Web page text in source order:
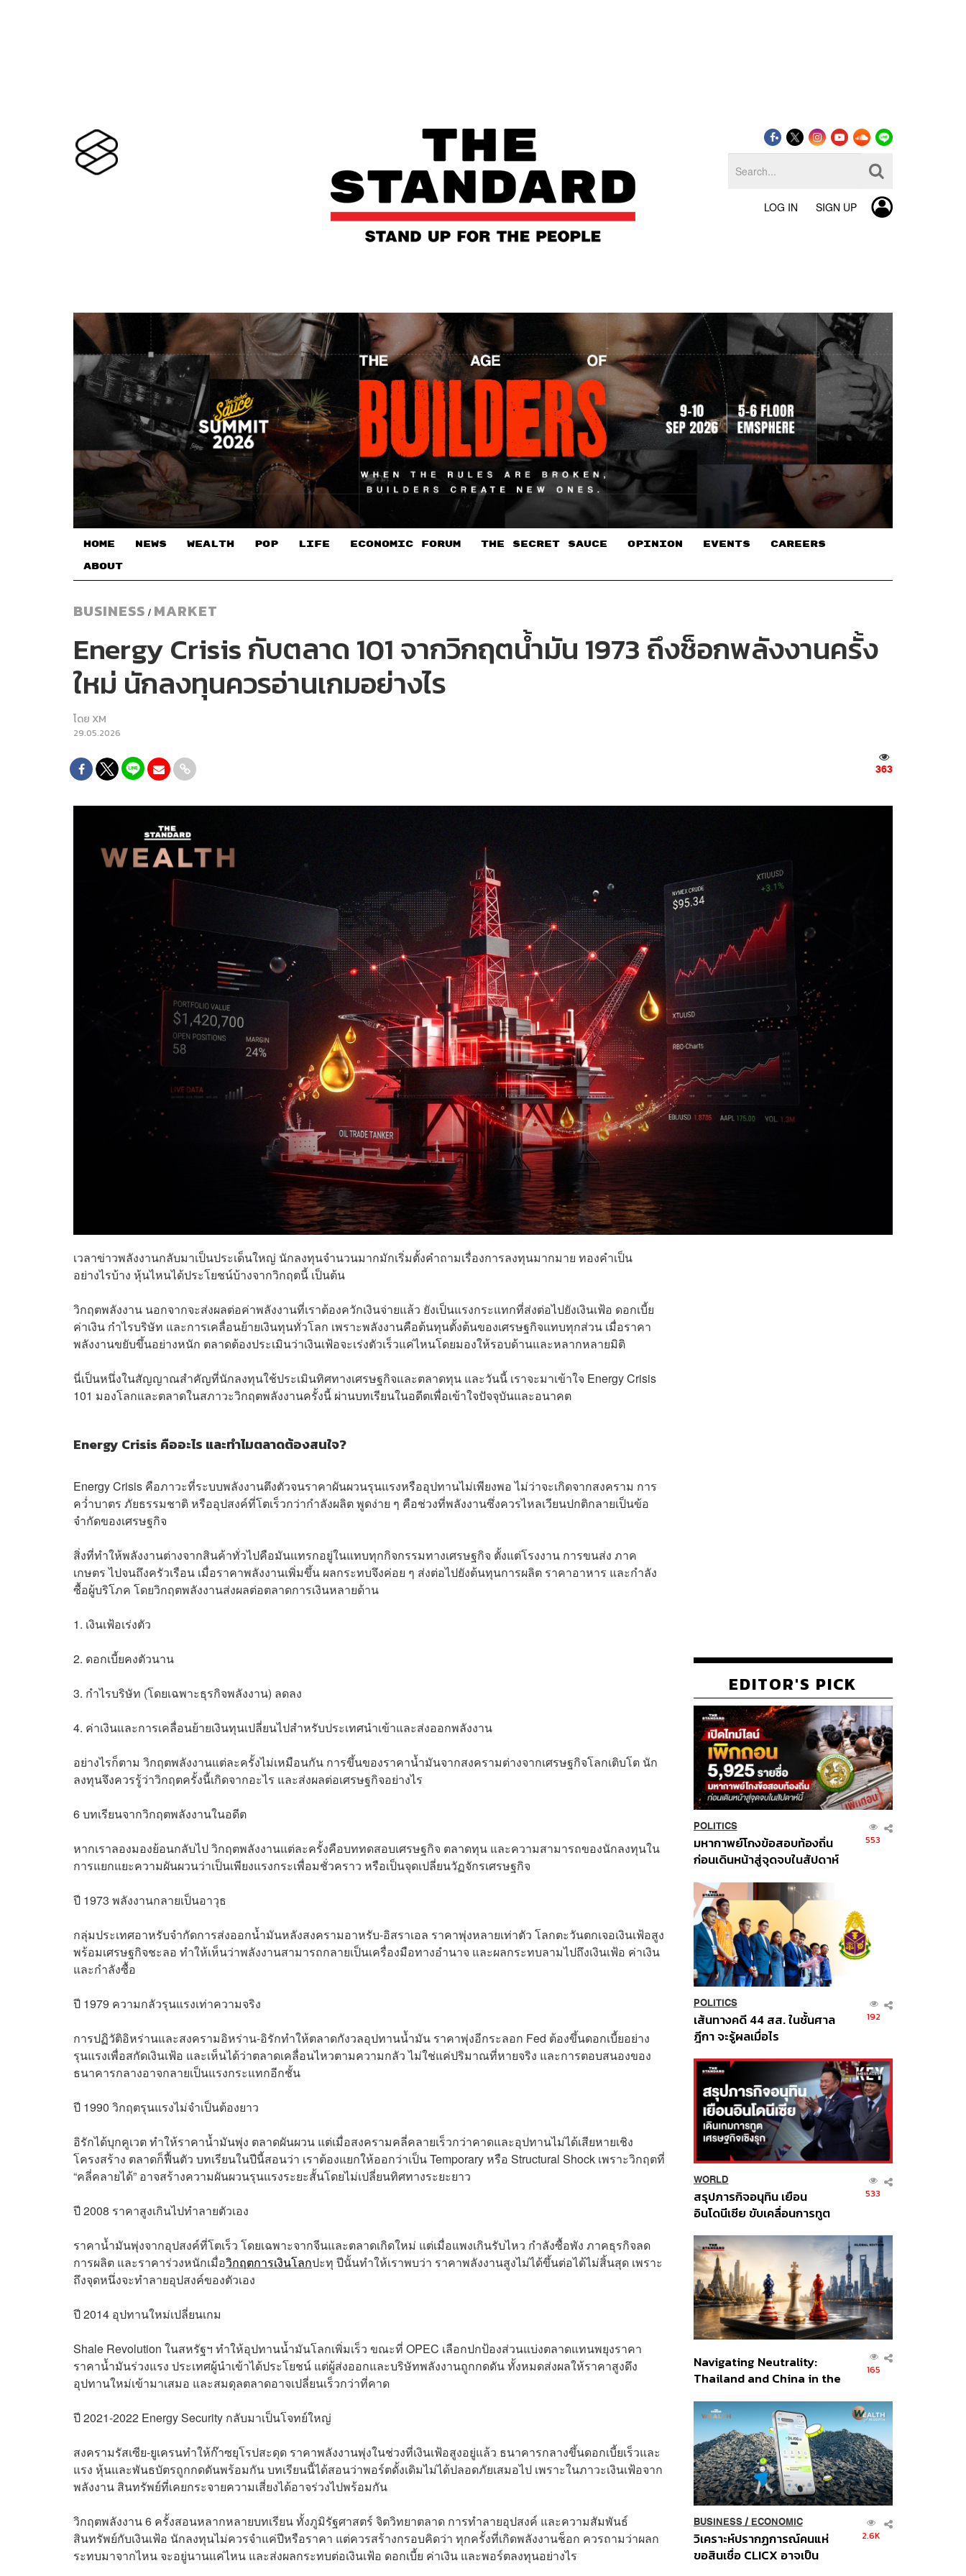
LOG IN SIGN UP
HOME NEWS WEALTH POP LIFE ECONOMIC FORUM THE SECRET SAUCE​ OPINION EVENTS CAREERS
ABOUT
BUSINESS / MARKET
Energy Crisis กับตลาด 101 จากวิกฤตน้ำมัน 1973 ถึงช็อกพลังงานครั้ง
ใหม่ นักลงทุนควรอ่านเกมอย่างไร
โดย XM
29.05.2026
363
เวลาข่าวพลังงานกลับมาเป็นประเด็นใหญ่ นักลงทุนจำนวนมากมักเริ่มตั้งคำถามเรื่องการลงทุนมากมาย ทองคำเป็น
อย่างไรบ้าง หุ้นไหนได้ประโยชน์บ้างจากวิกฤตนี้ เป็นต้น
วิกฤตพลังงาน นอกจากจะส่งผลต่อค่าพลังงานที่เราต้องควักเงินจ่ายแล้ว ยังเป็นแรงกระแทกที่ส่งต่อไปยังเงินเฟ้อ ดอกเบี้ย
ค่าเงิน กำไรบริษัท และการเคลื่อนย้ายเงินทุนทั่วโลก เพราะพลังงานคือต้นทุนตั้งต้นของเศรษฐกิจแทบทุกส่วน เมื่อราคา
พลังงานขยับขึ้นอย่างหนัก ตลาดต้องประเมินว่าเงินเฟ้อจะเร่งตัวเร็วแค่ไหนโดยมองให้รอบด้านและหลากหลายมิติ
นี่เป็นหนึ่งในสัญญาณสำคัญที่นักลงทุนใช้ประเมินทิศทางเศรษฐกิจและตลาดทุน และวันนี้ เราจะมาเข้าใจ Energy Crisis
101 มองโลกและตลาดในสภาวะวิกฤตพลังงานครั้งนี้ ผ่านบทเรียนในอดีตเพื่อเข้าใจปัจจุบันและอนาคต
Energy Crisis คืออะไร และทำไมตลาดต้องสนใจ?
Energy Crisis คือภาวะที่ระบบพลังงานตึงตัวจนราคาผันผวนรุนแรงหรืออุปทานไม่เพียงพอ ไม่ว่าจะเกิดจากสงคราม การ
คว่ำบาตร ภัยธรรมชาติ หรืออุปสงค์ที่โตเร็วกว่ากำลังผลิต พูดง่าย ๆ คือช่วงที่พลังงานซึ่งควรไหลเวียนปกติกลายเป็นข้อ
จำกัดของเศรษฐกิจ
สิ่งที่ทำให้พลังงานต่างจากสินค้าทั่วไปคือมันแทรกอยู่ในแทบทุกกิจกรรมทางเศรษฐกิจ ตั้งแต่โรงงาน การขนส่ง ภาค
เกษตร ไปจนถึงครัวเรือน เมื่อราคาพลังงานเพิ่มขึ้น ผลกระทบจึงค่อย ๆ ส่งต่อไปยังต้นทุนการผลิต ราคาอาหาร และกำลัง
ซื้อผู้บริโภค โดยวิกฤตพลังงานส่งผลต่อตลาดการเงินหลายด้าน
1. เงินเฟ้อเร่งตัว
2. ดอกเบี้ยคงตัวนาน
3. กำไรบริษัท (โดยเฉพาะธุรกิจพลังงาน) ลดลง
4. ค่าเงินและการเคลื่อนย้ายเงินทุนเปลี่ยนไปสำหรับประเทศนำเข้าและส่งออกพลังงาน
อย่างไรก็ตาม วิกฤตพลังงานแต่ละครั้งไม่เหมือนกัน การขึ้นของราคาน้ำมันจากสงครามต่างจากเศรษฐกิจโลกเติบโต นัก
ลงทุนจึงควรรู้ว่าวิกฤตครั้งนี้เกิดจากอะไร และส่งผลต่อเศรษฐกิจอย่างไร
6 บทเรียนจากวิกฤตพลังงานในอดีต
หากเราลองมองย้อนกลับไป วิกฤตพลังงานแต่ละครั้งคือบททดสอบเศรษฐกิจ ตลาดทุน และความสามารถของนักลงทุนใน
การแยกแยะความผันผวนว่าเป็นเพียงแรงกระเพื่อมชั่วคราว หรือเป็นจุดเปลี่ยนวัฏจักรเศรษฐกิจ
ปี 1973 พลังงานกลายเป็นอาวุธ
กลุ่มประเทศอาหรับจำกัดการส่งออกน้ำมันหลังสงครามอาหรับ-อิสราเอล ราคาพุ่งหลายเท่าตัว โลกตะวันตกเจอเงินเฟ้อสูง
พร้อมเศรษฐกิจชะลอ ทำให้เห็นว่าพลังงานสามารถกลายเป็นเครื่องมือทางอำนาจ และผลกระทบลามไปถึงเงินเฟ้อ ค่าเงิน
และกำลังซื้อ
ปี 1979 ความกลัวรุนแรงเท่าความจริง
การปฏิวัติอิหร่านและสงครามอิหร่าน-อิรักทำให้ตลาดกังวลอุปทานน้ำมัน ราคาพุ่งอีกระลอก Fed ต้องขึ้นดอกเบี้ยอย่าง
รุนแรงเพื่อสกัดเงินเฟ้อ และเห็นได้ว่าตลาดเคลื่อนไหวตามความกลัว ไม่ใช่แค่ปริมาณที่หายจริง และการตอบสนองของ
ธนาคารกลางอาจกลายเป็นแรงกระแทกอีกชั้น
ปี 1990 วิกฤตรุนแรงไม่จำเป็นต้องยาว
อิรักได้บุกคูเวต ทำให้ราคาน้ำมันพุ่ง ตลาดผันผวน แต่เมื่อสงครามคลี่คลายเร็วกว่าคาดและอุปทานไม่ได้เสียหายเชิง
โครงสร้าง ตลาดก็ฟื้นตัว บทเรียนในปีนี้สอนว่า เราต้องแยกให้ออกว่าเป็น Temporary หรือ Structural Shock เพราะวิกฤตที่
“คลี่คลายได้” อาจสร้างความผันผวนรุนแรงระยะสั้นโดยไม่เปลี่ยนทิศทางระยะยาว
ปี 2008 ราคาสูงเกินไปทำลายตัวเอง
ราคาน้ำมันพุ่งจากอุปสงค์ที่โตเร็ว โดยเฉพาะจากจีนและตลาดเกิดใหม่ แต่เมื่อแพงเกินรับไหว กำลังซื้อพัง ภาคธุรกิจลด
การผลิต และราคาร่วงหนักเมื่อวิกฤตการเงินโลกปะทุ ปีนั้นทำให้เราพบว่า ราคาพลังงานสูงไม่ได้ขึ้นต่อได้ไม่สิ้นสุด เพราะ
ถึงจุดหนึ่งจะทำลายอุปสงค์ของตัวเอง
ปี 2014 อุปทานใหม่เปลี่ยนเกม
Shale Revolution ในสหรัฐฯ ทำให้อุปทานน้ำมันโลกเพิ่มเร็ว ขณะที่ OPEC เลือกปกป้องส่วนแบ่งตลาดแทนพยุงราคา
ราคาน้ำมันร่วงแรง ประเทศผู้นำเข้าได้ประโยชน์ แต่ผู้ส่งออกและบริษัทพลังงานถูกกดดัน ทั้งหมดส่งผลให้ราคาสูงดึง
อุปทานใหม่เข้ามาเสมอ และสมดุลตลาดอาจเปลี่ยนเร็วกว่าที่คาด
ปี 2021-2022 Energy Security กลับมาเป็นโจทย์ใหญ่
สงครามรัสเซีย-ยูเครนทำให้ก๊าซยุโรปสะดุด ราคาพลังงานพุ่งในช่วงที่เงินเฟ้อสูงอยู่แล้ว ธนาคารกลางขึ้นดอกเบี้ยเร็วและ
แรง หุ้นและพันธบัตรถูกกดดันพร้อมกัน บทเรียนนี้ได้สอนว่าพอร์ตดั้งเดิมไม่ได้ปลอดภัยเสมอไป เพราะในภาวะเงินเฟ้อจาก
พลังงาน สินทรัพย์ที่เคยกระจายความเสี่ยงได้อาจร่วงไปพร้อมกัน
วิกฤตพลังงาน 6 ครั้งสอนหลากหลายบทเรียน ทั้งภูมิรัฐศาสตร์ จิตวิทยาตลาด การทำลายอุปสงค์ และความสัมพันธ์
สินทรัพย์กับเงินเฟ้อ นักลงทุนไม่ควรจำแค่ปีหรือราคา แต่ควรสร้างกรอบคิดว่า ทุกครั้งที่เกิดพลังงานช็อก ควรถามว่าผลก
ระทบมาจากไหน จะอยู่นานแค่ไหน และส่งผลกระทบต่อเงินเฟ้อ ดอกเบี้ย ค่าเงิน และพอร์ตลงทุนอย่างไร
EDITOR'S PICK
POLITICS
มหากาพย์โกงข้อสอบท้องถิ่น
ก่อนเดินหน้าสู่จุดจบในสัปดาห์
553
POLITICS
เส้นทางคดี 44 สส. ในชั้นศาล
ฎีกา จะรู้ผลเมื่อไร
192
WORLD
สรุปภารกิจอนุทิน เยือน
อินโดนีเซีย ขับเคลื่อนการทูต
ส่วนยุทธศาสตร์ไทย –
อินโดนีเซีย
533
Navigating Neutrality:
Thailand and China in the
Order
165
BUSINESS/ ECONOMIC
วิเคราะห์ปรากฏการณ์คนแห่
ขอสินเชื่อ CLICX อาจเป็น
2.6K